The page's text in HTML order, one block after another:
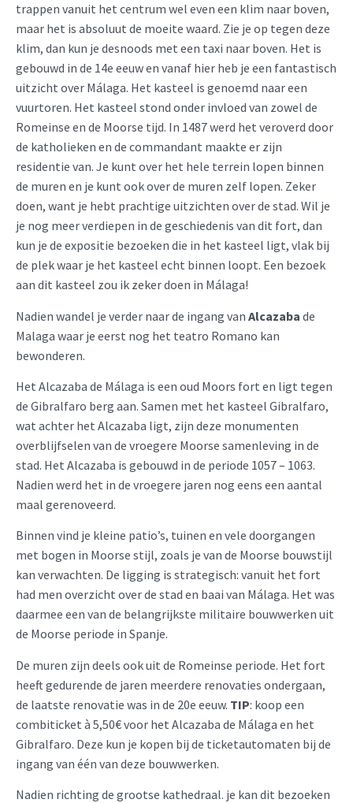
trappen vanuit het centrum wel even een klim naar boven,
maar het is absoluut de moeite waard. Zie je op tegen deze
klim, dan kun je desnoods met een taxi naar boven. Het is
gebouwd in de 14e eeuw en vanaf hier heb je een fantastisch
uitzicht over Málaga. Het kasteel is genoemd naar een
vuurtoren. Het kasteel stond onder invloed van zowel de
Romeinse en de Moorse tijd. In 1487 werd het veroverd door
de katholieken en de commandant maakte er zijn
residentie van. Je kunt over het hele terrein lopen binnen
de muren en je kunt ook over de muren zelf lopen. Zeker
doen, want je hebt prachtige uitzichten over de stad. Wil je
je nog meer verdiepen in de geschiedenis van dit fort, dan
kun je de expositie bezoeken die in het kasteel ligt, vlak bij
de plek waar je het kasteel echt binnen loopt. Een bezoek
aan dit kasteel zou ik zeker doen in Málaga!
Nadien wandel je verder naar de ingang van Alcazaba de
Malaga waar je eerst nog het teatro Romano kan
bewonderen.
Het Alcazaba de Málaga is een oud Moors fort en ligt tegen
de Gibralfaro berg aan. Samen met het kasteel Gibralfaro,
wat achter het Alcazaba ligt, zijn deze monumenten
overblijfselen van de vroegere Moorse samenleving in de
stad. Het Alcazaba is gebouwd in de periode 1057 – 1063.
Nadien werd het in de vroegere jaren nog eens een aantal
maal gerenoveerd.
Binnen vind je kleine patio’s, tuinen en vele doorgangen
met bogen in Moorse stijl, zoals je van de Moorse bouwstijl
kan verwachten. De ligging is strategisch: vanuit het fort
had men overzicht over de stad en baai van Málaga. Het was
daarmee een van de belangrijkste militaire bouwwerken uit
de Moorse periode in Spanje.
De muren zijn deels ook uit de Romeinse periode. Het fort
heeft gedurende de jaren meerdere renovaties ondergaan,
de laatste renovatie was in de 20e eeuw. TIP: koop een
combiticket à 5,50€ voor het Alcazaba de Málaga en het
Gibralfaro. Deze kun je kopen bij de ticketautomaten bij de
ingang van één van deze bouwwerken.
Nadien richting de grootse kathedraal. je kan dit bezoeken